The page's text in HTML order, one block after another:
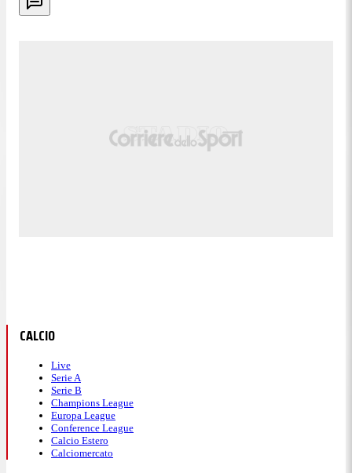
CALCIO
Live
Serie A
Serie B
Champions League
Europa League
Conference League
Calcio Estero
Calciomercato